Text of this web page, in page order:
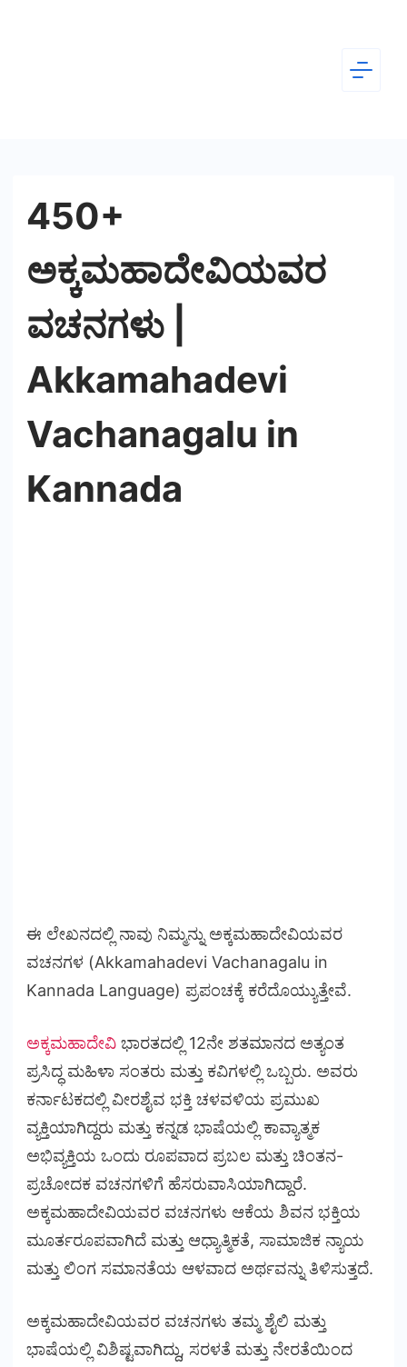
Kannada
450+
ಅಕ್ಕಮಹಾದೇವಿಯವರ
ವಚನಗಳು |
Akkamahadevi
Vachanagalu in
Kannada
ಈ ಲೇಖನದಲ್ಲಿ ನಾವು ನಿಮ್ಮನ್ನು ಅಕ್ಕಮಹಾದೇವಿಯವರ
ವಚನಗಳ (Akkamahadevi Vachanagalu in
Kannada Language) ಪ್ರಪಂಚಕ್ಕೆ ಕರೆದೊಯ್ಯುತ್ತೇವೆ.
ಅಕ್ಕಮಹಾದೇವಿ ಭಾರತದಲ್ಲಿ 12ನೇ ಶತಮಾನದ ಅತ್ಯಂತ
ಪ್ರಸಿದ್ಧ ಮಹಿಳಾ ಸಂತರು ಮತ್ತು ಕವಿಗಳಲ್ಲಿ ಒಬ್ಬರು. ಅವರು
ಕರ್ನಾಟಕದಲ್ಲಿ ವೀರಶೈವ ಭಕ್ತಿ ಚಳವಳಿಯ ಪ್ರಮುಖ
ವ್ಯಕ್ತಿಯಾಗಿದ್ದರು ಮತ್ತು ಕನ್ನಡ ಭಾಷೆಯಲ್ಲಿ ಕಾವ್ಯಾತ್ಮಕ
ಅಭಿವ್ಯಕ್ತಿಯ ಒಂದು ರೂಪವಾದ ಪ್ರಬಲ ಮತ್ತು ಚಿಂತನ-
ಪ್ರಚೋದಕ ವಚನಗಳಿಗೆ ಹೆಸರುವಾಸಿಯಾಗಿದ್ದಾರೆ.
ಅಕ್ಕಮಹಾದೇವಿಯವರ ವಚನಗಳು ಆಕೆಯ ಶಿವನ ಭಕ್ತಿಯ
ಮೂರ್ತರೂಪವಾಗಿದೆ ಮತ್ತು ಆಧ್ಯಾತ್ಮಿಕತೆ, ಸಾಮಾಜಿಕ ನ್ಯಾಯ
ಮತ್ತು ಲಿಂಗ ಸಮಾನತೆಯ ಆಳವಾದ ಅರ್ಥವನ್ನು ತಿಳಿಸುತ್ತದೆ.
ಅಕ್ಕಮಹಾದೇವಿಯವರ ವಚನಗಳು ತಮ್ಮ ಶೈಲಿ ಮತ್ತು
ಭಾಷೆಯಲ್ಲಿ ವಿಶಿಷ್ಟವಾಗಿದ್ದು, ಸರಳತೆ ಮತ್ತು ನೇರತೆಯಿಂದ